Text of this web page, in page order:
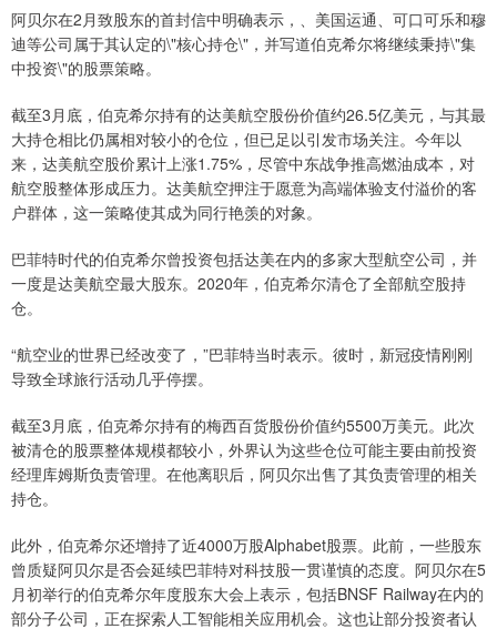
阿贝尔在2月致股东的首封信中明确表示，、美国运通、可口可乐和穆
迪等公司属于其认定的\"核心持仓\"，并写道伯克希尔将继续秉持\"集
中投资\"的股票策略。
截至3月底，伯克希尔持有的达美航空股份价值约26.5亿美元，与其最
大持仓相比仍属相对较小的仓位，但已足以引发市场关注。今年以
来，达美航空股价累计上涨1.75%，尽管中东战争推高燃油成本，对
航空股整体形成压力。达美航空押注于愿意为高端体验支付溢价的客
户群体，这一策略使其成为同行艳羡的对象。
巴菲特时代的伯克希尔曾投资包括达美在内的多家大型航空公司，并
一度是达美航空最大股东。2020年，伯克希尔清仓了全部航空股持
仓。
“航空业的世界已经改变了，”巴菲特当时表示。彼时，新冠疫情刚刚
导致全球旅行活动几乎停摆。
截至3月底，伯克希尔持有的梅西百货股份价值约5500万美元。此次
被清仓的股票整体规模都较小，外界认为这些仓位可能主要由前投资
经理库姆斯负责管理。在他离职后，阿贝尔出售了其负责管理的相关
持仓。
此外，伯克希尔还增持了近4000万股Alphabet股票。此前，一些股东
曾质疑阿贝尔是否会延续巴菲特对科技股一贯谨慎的态度。阿贝尔在5
月初举行的伯克希尔年度股东大会上表示，包括BNSF Railway在内的
部分子公司，正在探索人工智能相关应用机会。这也让部分投资者认